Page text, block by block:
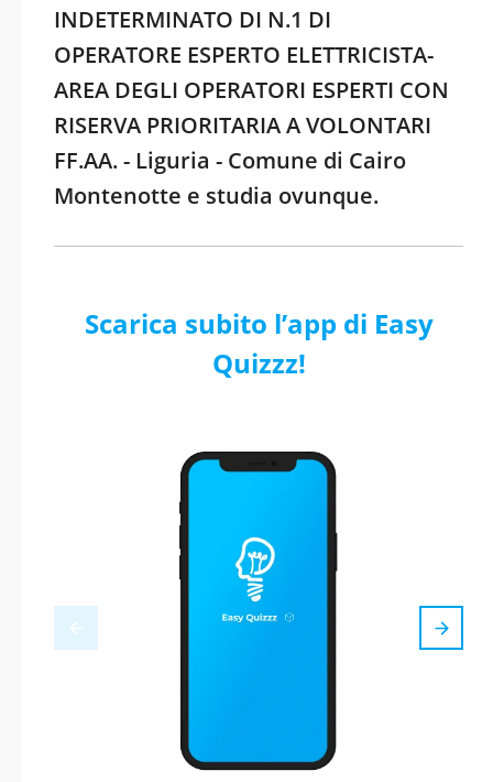
INDETERMINATO DI N.1 DI
OPERATORE ESPERTO ELETTRICISTA-
AREA DEGLI OPERATORI ESPERTI CON
RISERVA PRIORITARIA A VOLONTARI
FF.AA. - Liguria - Comune di Cairo
Montenotte e studia ovunque.
Scarica subito l’app di Easy
Quizzz!